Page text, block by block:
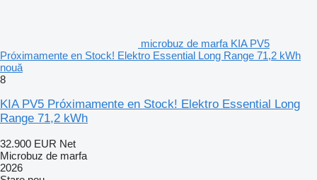
microbuz de marfa KIA PV5
Próximamente en Stock! Elektro Essential Long Range 71,2 kWh
nouă
8
KIA PV5 Próximamente en Stock! Elektro Essential Long
Range 71,2 kWh
32.900 EUR Net
Microbuz de marfa
2026